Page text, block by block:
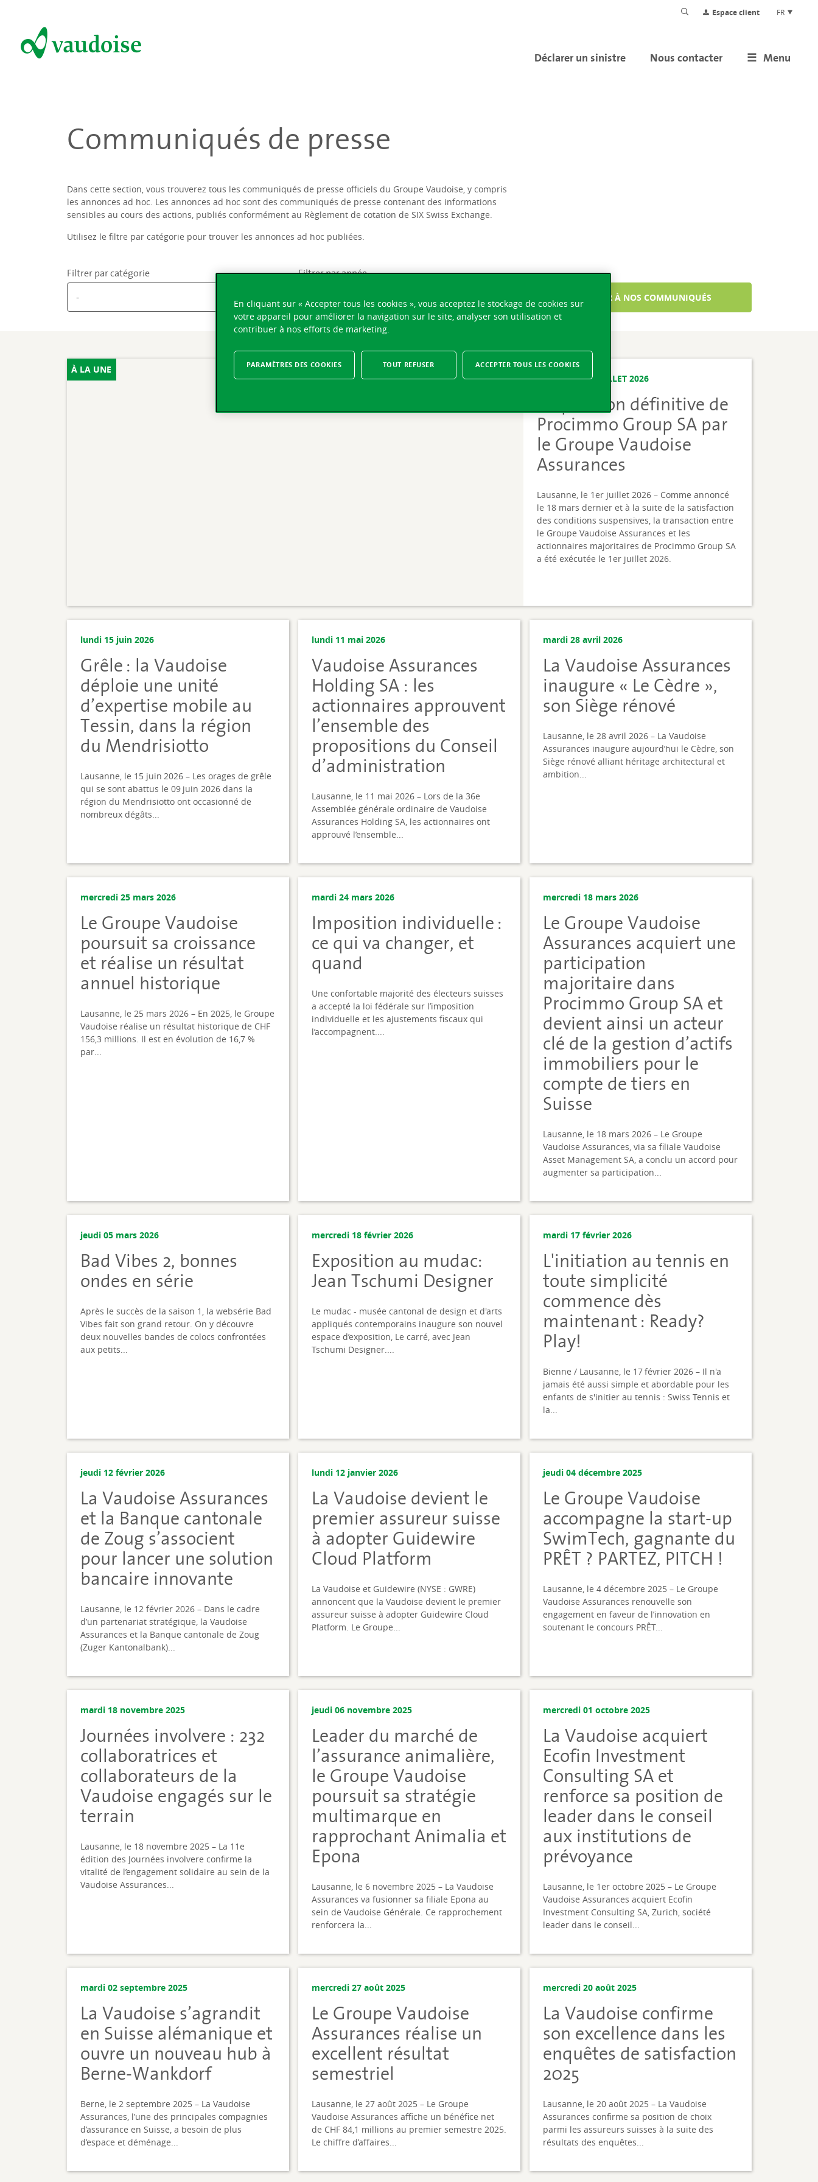
Espace client FR
Menu
Nous contacter
Déclarer un sinistre
Communiqués de presse
Dans cette section, vous trouverez tous les communiqués de presse officiels du Groupe Vaudoise, y compris
les annonces ad hoc. Les annonces ad hoc sont des communiqués de presse contenant des informations
sensibles au cours des actions, publiés conformément au Règlement de cotation de SIX Swiss Exchange.
Utilisez le filtre par catégorie pour trouver les annonces ad hoc publiées.
Filtrer par catégorie Filtrer par année
S'ABONNER À NOS COMMUNIQUÉS
À LA UNE
MERCREDI 01 JUILLET 2026
Acquisition définitive de
Procimmo Group SA par
le Groupe Vaudoise
Assurances
Lausanne, le 1er juillet 2026 – Comme annoncé
le 18 mars dernier et à la suite de la satisfaction
des conditions suspensives, la transaction entre
le Groupe Vaudoise Assurances et les
actionnaires majoritaires de Procimmo Group SA
a été exécutée le 1er juillet 2026.
lundi 15 juin 2026
Grêle : la Vaudoise
déploie une unité
d’expertise mobile au
Tessin, dans la région
du Mendrisiotto
Lausanne, le 15 juin 2026 – Les orages de grêle
qui se sont abattus le 09 juin 2026 dans la
région du Mendrisiotto ont occasionné de
nombreux dégâts...
lundi 11 mai 2026
Vaudoise Assurances
Holding SA : les
actionnaires approuvent
l’ensemble des
propositions du Conseil
d’administration
Lausanne, le 11 mai 2026 – Lors de la 36e
Assemblée générale ordinaire de Vaudoise
Assurances Holding SA, les actionnaires ont
approuvé l’ensemble...
mardi 28 avril 2026
La Vaudoise Assurances
inaugure « Le Cèdre »,
son Siège rénové
Lausanne, le 28 avril 2026 – La Vaudoise
Assurances inaugure aujourd’hui le Cèdre, son
Siège rénové alliant héritage architectural et
ambition...
mercredi 25 mars 2026
Le Groupe Vaudoise
poursuit sa croissance
et réalise un résultat
annuel historique
Lausanne, le 25 mars 2026 – En 2025, le Groupe
Vaudoise réalise un résultat historique de CHF
156,3 millions. Il est en évolution de 16,7 %
par...
mardi 24 mars 2026
Imposition individuelle :
ce qui va changer, et
quand
Une confortable majorité des électeurs suisses
a accepté la loi fédérale sur l’imposition
individuelle et les ajustements fiscaux qui
l’accompagnent....
mercredi 18 mars 2026
Le Groupe Vaudoise
Assurances acquiert une
participation
majoritaire dans
Procimmo Group SA et
devient ainsi un acteur
clé de la gestion d’actifs
immobiliers pour le
compte de tiers en
Suisse
Lausanne, le 18 mars 2026 – Le Groupe
Vaudoise Assurances, via sa filiale Vaudoise
Asset Management SA, a conclu un accord pour
augmenter sa participation...
jeudi 05 mars 2026
Bad Vibes 2, bonnes
ondes en série
Après le succès de la saison 1, la websérie Bad
Vibes fait son grand retour. On y découvre
deux nouvelles bandes de colocs confrontées
aux petits...
mercredi 18 février 2026
Exposition au mudac:
Jean Tschumi Designer
Le mudac - musée cantonal de design et d'arts
appliqués contemporains inaugure son nouvel
espace d’exposition, Le carré, avec Jean
Tschumi Designer....
mardi 17 février 2026
L'initiation au tennis en
toute simplicité
commence dès
maintenant : Ready?
Play!
Bienne / Lausanne, le 17 février 2026 – Il n'a
jamais été aussi simple et abordable pour les
enfants de s'initier au tennis : Swiss Tennis et
la...
jeudi 12 février 2026
La Vaudoise Assurances
et la Banque cantonale
de Zoug s’associent
pour lancer une solution
bancaire innovante
Lausanne, le 12 février 2026 – Dans le cadre
d’un partenariat stratégique, la Vaudoise
Assurances et la Banque cantonale de Zoug
(Zuger Kantonalbank)...
lundi 12 janvier 2026
La Vaudoise devient le
premier assureur suisse
à adopter Guidewire
Cloud Platform
La Vaudoise et Guidewire (NYSE : GWRE)
annoncent que la Vaudoise devient le premier
assureur suisse à adopter Guidewire Cloud
Platform. Le Groupe...
jeudi 04 décembre 2025
Le Groupe Vaudoise
accompagne la start-up
SwimTech, gagnante du
PRÊT ? PARTEZ, PITCH !
Lausanne, le 4 décembre 2025 – Le Groupe
Vaudoise Assurances renouvelle son
engagement en faveur de l’innovation en
soutenant le concours PRÊT...
mardi 18 novembre 2025
Journées involvere : 232
collaboratrices et
collaborateurs de la
Vaudoise engagés sur le
terrain
Lausanne, le 18 novembre 2025 – La 11e
édition des Journées involvere confirme la
vitalité de l’engagement solidaire au sein de la
Vaudoise Assurances...
jeudi 06 novembre 2025
Leader du marché de
l’assurance animalière,
le Groupe Vaudoise
poursuit sa stratégie
multimarque en
rapprochant Animalia et
Epona
Lausanne, le 6 novembre 2025 – La Vaudoise
Assurances va fusionner sa filiale Epona au
sein de Vaudoise Générale. Ce rapprochement
renforcera la...
mercredi 01 octobre 2025
La Vaudoise acquiert
Ecofin Investment
Consulting SA et
renforce sa position de
leader dans le conseil
aux institutions de
prévoyance
Lausanne, le 1er octobre 2025 – Le Groupe
Vaudoise Assurances acquiert Ecofin
Investment Consulting SA, Zurich, société
leader dans le conseil...
mardi 02 septembre 2025
La Vaudoise s’agrandit
en Suisse alémanique et
ouvre un nouveau hub à
Berne-Wankdorf
Berne, le 2 septembre 2025 – La Vaudoise
Assurances, l’une des principales compagnies
d’assurance en Suisse, a besoin de plus
d’espace et déménage...
mercredi 27 août 2025
Le Groupe Vaudoise
Assurances réalise un
excellent résultat
semestriel
Lausanne, le 27 août 2025 – Le Groupe
Vaudoise Assurances affiche un bénéfice net
de CHF 84,1 millions au premier semestre 2025.
Le chiffre d’affaires...
mercredi 20 août 2025
La Vaudoise confirme
son excellence dans les
enquêtes de satisfaction
2025
Lausanne, le 20 août 2025 – La Vaudoise
Assurances confirme sa position de choix
parmi les assureurs suisses à la suite des
résultats des enquêtes...
En cliquant sur « Accepter tous les cookies », vous acceptez le stockage de cookies sur
votre appareil pour améliorer la navigation sur le site, analyser son utilisation et
contribuer à nos efforts de marketing.
TOUT REFUSER ACCEPTER TOUS LES COOKIES
PARAMÈTRES DES COOKIES